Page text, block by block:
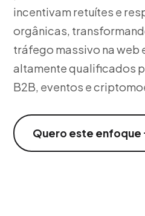
incentivam retuítes e
orgânicas,
tráfego massivo na web
altamente qualificados
B2B, eventos e
Quero este enfoque